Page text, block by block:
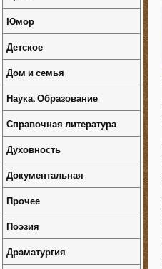
Юмор
Детское
Дом и семья
Наука, Образование
Справочная литература
Духовность
Документальная
Прочее
Поэзия
Драматургия